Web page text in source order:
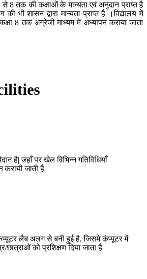
से 8 तक की कक्षाओं के मान्यता एवं अनुदान प्राप्त है
की भी शासन द्वारा मान्यता प्राप्त है ।विद्यालय में
कक्षा 8 तक अंग्रेजी माध्यम में अध्यापन कराया जाता
है| जहाँ पर खेल विभिन्न गतिविधियाँ
जाती है |
लैब अलग से बनी हुई है, जिसमे कंप्यूटर में
छात्राओं को प्रशिक्षण दिया जाता है|